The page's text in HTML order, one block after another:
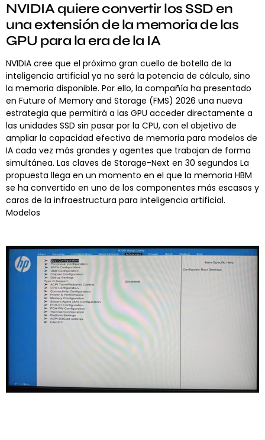
NVIDIA quiere convertir los SSD en
una extensión de la memoria de las
GPU para la era de la IA
NVIDIA cree que el próximo gran cuello de botella de la
inteligencia artificial ya no será la potencia de cálculo, sino
la memoria disponible. Por ello, la compañía ha presentado
en Future of Memory and Storage (FMS) 2026 una nueva
estrategia que permitirá a las GPU acceder directamente a
las unidades SSD sin pasar por la CPU, con el objetivo de
ampliar la capacidad efectiva de memoria para modelos de
IA cada vez más grandes y agentes que trabajan de forma
simultánea. Las claves de Storage-Next en 30 segundos La
propuesta llega en un momento en el que la memoria HBM
se ha convertido en uno de los componentes más escasos y
caros de la infraestructura para inteligencia artificial.
Modelos